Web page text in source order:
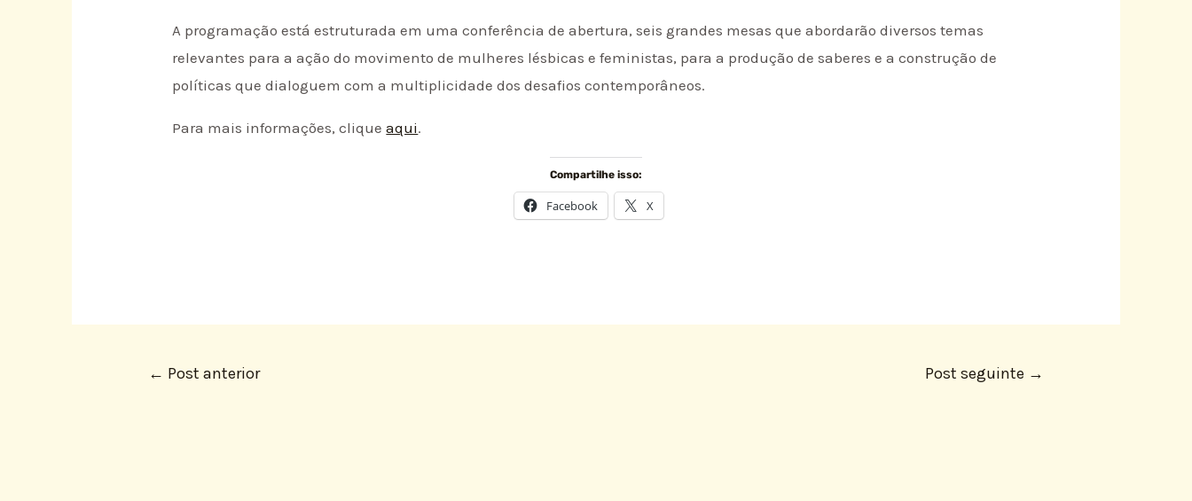
A programação está estruturada em uma conferência de abertura, seis grandes mesas que abordarão diversos temas
relevantes para a ação do movimento de mulheres lésbicas e feministas, para a produção de saberes e a construção de
políticas que dialoguem com a multiplicidade dos desafios contemporâneos.
Para mais informações, cliqueaqui.
Compartilhe isso:
Facebook X
← Post anterior Post seguinte →